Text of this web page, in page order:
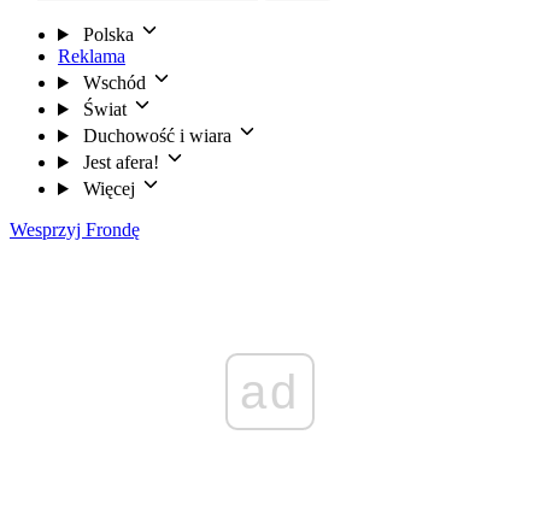
Polska
Reklama
Wschód
Świat
Duchowość i wiara
Jest afera!
Więcej
Wesprzyj Frondę
ad